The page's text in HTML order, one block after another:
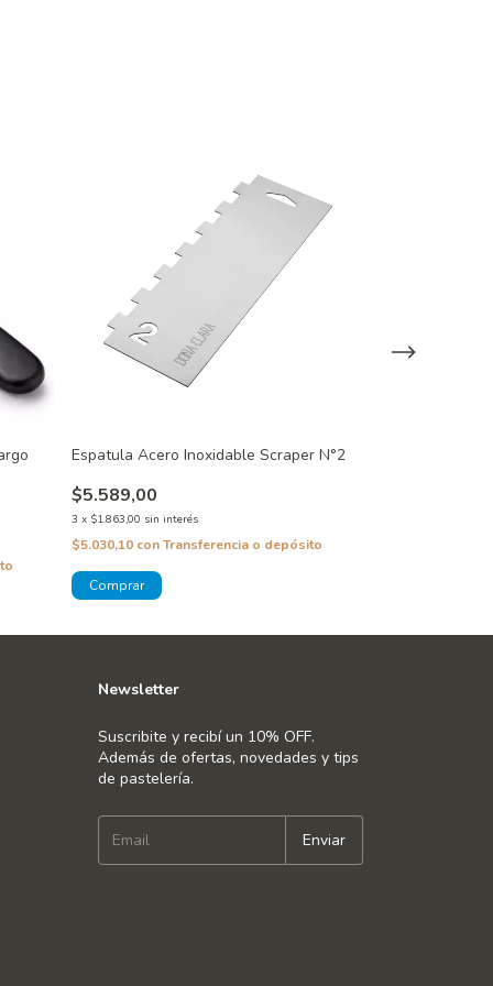
Espatula Acero Inoxidable Scraper N°2
$5.589,00
3 x $1.863,00 sin interés
$5.030,10 conTransferencia o depósito
Newsletter
Suscribite y recibí un 10% OFF.
Además de ofertas, novedades y tips
de pastelería.